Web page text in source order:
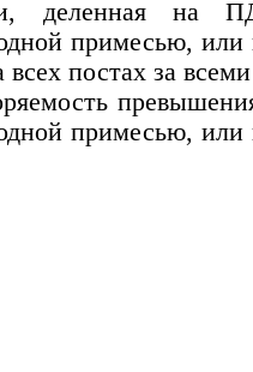
деленная на
примесью, или
постах за
примесью, или